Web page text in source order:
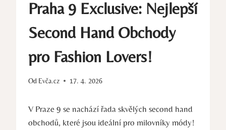
Praha 9 Exclusive: Nejlepší
Second Hand Obchody
pro Fashion Lovers!
Od Evča.cz 17. 4. 2026
V Praze 9 se nachází řada skvělých second hand
obchodů, které jsou ideální pro milovníky módy!